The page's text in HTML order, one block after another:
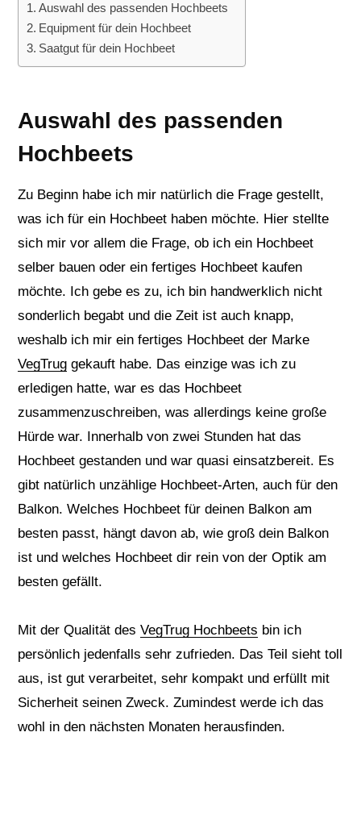
Auswahl des passenden Hochbeets
Equipment für dein Hochbeet
Saatgut für dein Hochbeet
Auswahl des passenden
Hochbeets
Zu Beginn habe ich mir natürlich die Frage gestellt,
was ich für ein Hochbeet haben möchte. Hier stellte
sich mir vor allem die Frage, ob ich ein Hochbeet
selber bauen oder ein fertiges Hochbeet kaufen
möchte. Ich gebe es zu, ich bin handwerklich nicht
sonderlich begabt und die Zeit ist auch knapp,
weshalb ich mir ein fertiges Hochbeet der Marke
VegTrug gekauft habe. Das einzige was ich zu
erledigen hatte, war es das Hochbeet
zusammenzuschreiben, was allerdings keine große
Hürde war. Innerhalb von zwei Stunden hat das
Hochbeet gestanden und war quasi einsatzbereit. Es
gibt natürlich unzählige Hochbeet-Arten, auch für den
Balkon. Welches Hochbeet für deinen Balkon am
besten passt, hängt davon ab, wie groß dein Balkon
ist und welches Hochbeet dir rein von der Optik am
besten gefällt.
Mit der Qualität des VegTrug Hochbeets bin ich
persönlich jedenfalls sehr zufrieden. Das Teil sieht toll
aus, ist gut verarbeitet, sehr kompakt und erfüllt mit
Sicherheit seinen Zweck. Zumindest werde ich das
wohl in den nächsten Monaten herausfinden.